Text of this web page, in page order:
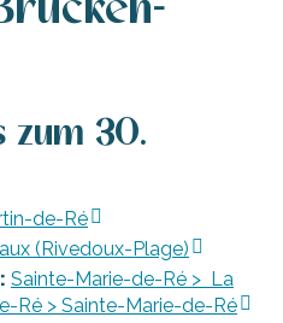
zum 30.
de-Ré
(Rivedoux-Plage)
Sainte-Marie-de-Ré > La
Ré > Sainte-Marie-de-Ré